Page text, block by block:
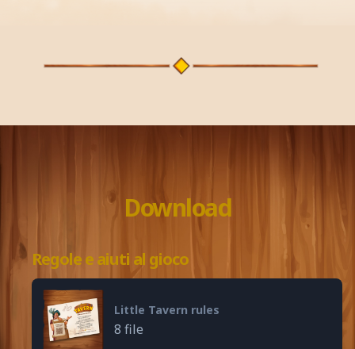
Download
Regole e aiuti al gioco
Little Tavern rules
8 file